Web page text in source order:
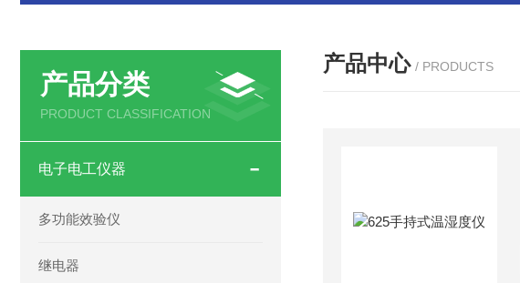
产品分类
PRODUCT CLASSIFICATION
电子电工仪器
多功能效验仪
继电器
产品中心 / PRODUCTS